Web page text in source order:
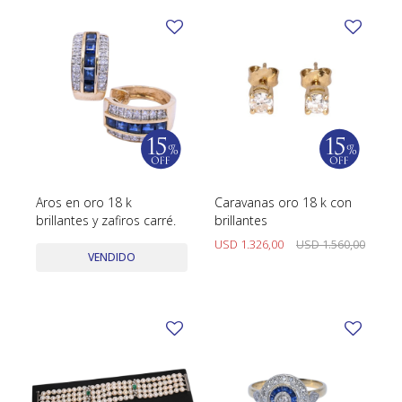
Aros en oro 18 k
brillantes y zafiros carré.
VENDIDO
Caravanas oro 18 k con
brillantes
USD 1.326,00 USD1.560,00